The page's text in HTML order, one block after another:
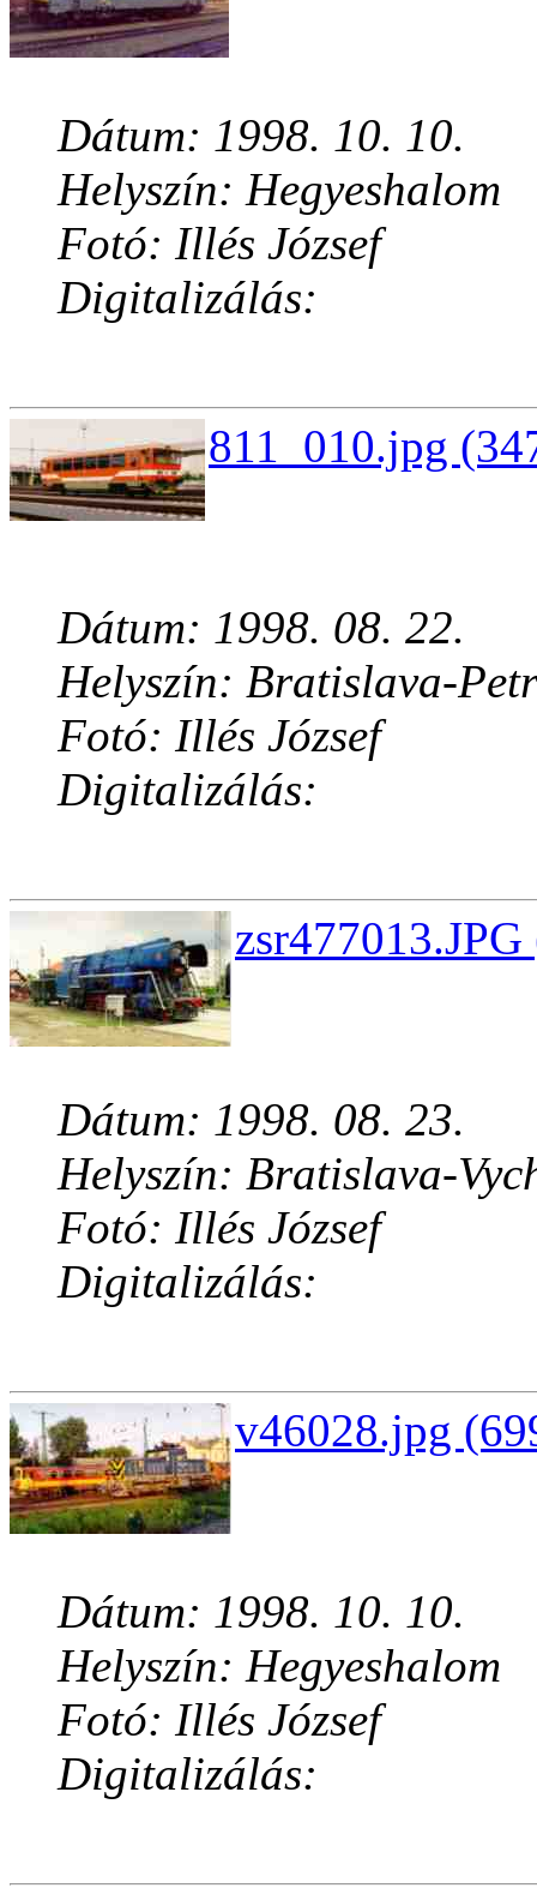
Dátum: 1998. 10. 10.
Helyszín: Hegyeshalom
Fotó: Illés József
Digitalizálás:
811_010.jpg
Dátum: 1998. 08. 22.
Helyszín: Bratislava-
Fotó: Illés József
Digitalizálás:
Dátum: 1998. 08. 23.
Helyszín: Bratislava-
Fotó: Illés József
Digitalizálás:
v46028.jpg
Dátum: 1998. 10. 10.
Helyszín: Hegyeshalom
Fotó: Illés József
Digitalizálás: